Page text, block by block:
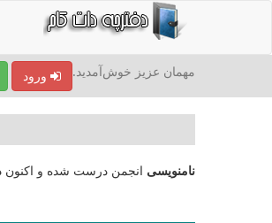
ورود مهمان عزیز خوش‌آمدید.
نامنویسی انجمن درست شده و اکنون